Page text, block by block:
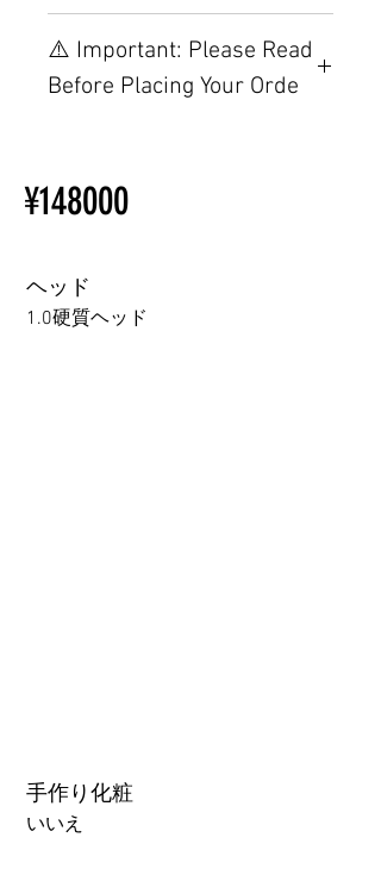
置制限について
その他の配置はTPEに関連し
ラブドール購入前に知ってお
⚠️ Important: Please Read
Before Placing Your Orde
Ordering
Other configurations are related
following webpage.
Beginner’s Purchase Guide
¥148000
ヘッド
1.0硬質ヘッド
手作り化粧
いいえ